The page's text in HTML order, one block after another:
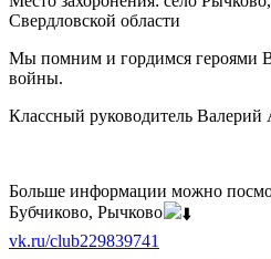
Свердловской области
Мы помним и гордимся героями
войны.
Классный руководитель Валерий
Больше информации можно
Бубчиково, Рычково
vk.ru/club229839741